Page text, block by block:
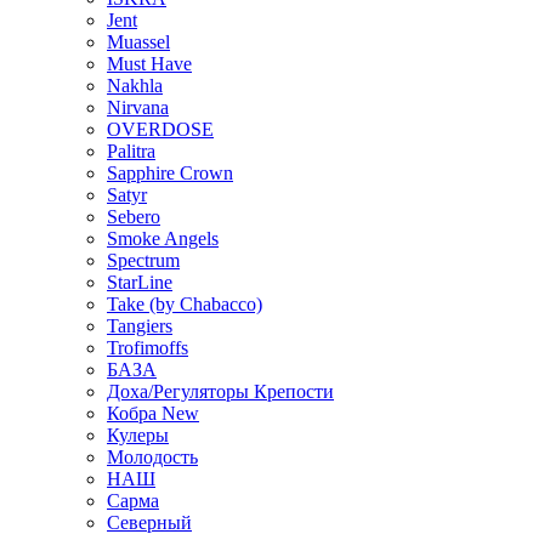
Jent
Muassel
Must Have
Nakhla
Nirvana
OVERDOSE
Palitra
Sapphire Crown
Satyr
Sebero
Smoke Angels
Spectrum
StarLine
Take (by Chabacco)
Tangiers
Trofimoffs
БАЗА
Доха/Регуляторы Крепости
Кобра New
Кулеры
Молодость
НАШ
Сарма
Северный